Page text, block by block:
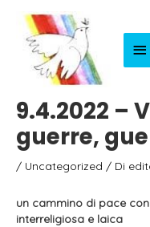
9.4.2022 –
guerre,
/ Uncategorized / Di
un cammino di pace
interreligiosa e laica